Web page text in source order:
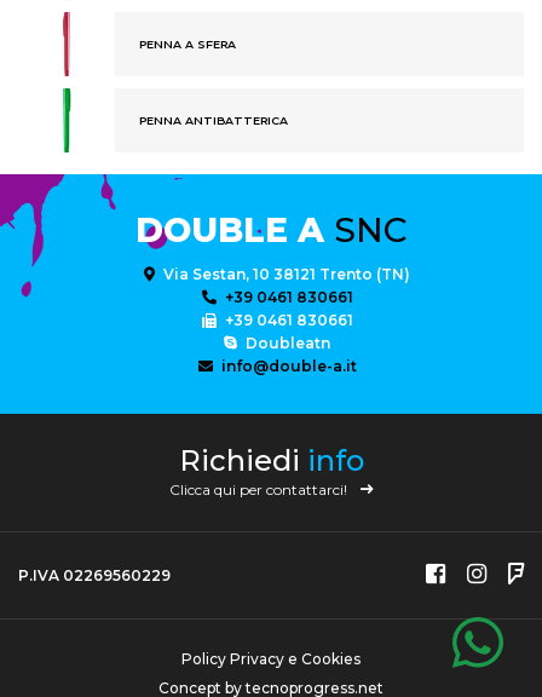
PENNA A SFERA
PENNA ANTIBATTERICA
DOUBLE A SNC
Via Sestan, 10 38121 Trento (TN)
+39 0461 830661
+39 0461 830661
Doubleatn
info@double-a.it
Richiedi info
Clicca qui per contattarci!
P.IVA 02269560229
Policy Privacy e Cookies
Concept bytecnoprogress.net